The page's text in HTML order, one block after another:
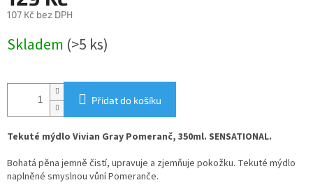
107 Kč bez DPH
cena:
Skladem (>5 ks)
Přidat do košíku
Tekuté mýdlo Vivian Gray Pomeranč, 350ml. SENSATIONAL.
Bohatá pěna jemně čistí, upravuje a zjemňuje pokožku. Tekuté mýdlo
naplněné smyslnou vůní Pomeranče.